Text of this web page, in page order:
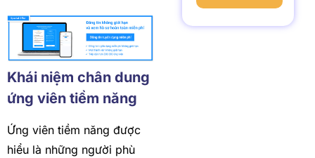
Khái niệm chân dung
ứng viên tiềm năng
Ứng viên tiềm năng được
hiểu là những người phù